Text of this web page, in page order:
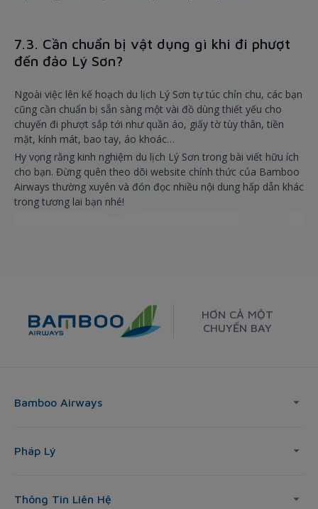
7.3. Cần chuẩn bị vật dụng gì khi đi phượt
đến đảo Lý Sơn?
Ngoài việc lên kế hoạch du lịch Lý Sơn tự túc chỉn chu, các bạn
cũng cần chuẩn bị sẵn sàng một vài đồ dùng thiết yếu cho
chuyến đi phượt sắp tới như quần áo, giấy tờ tùy thân, tiền
mặt, kính mát, bao tay, áo khoác…
Hy vọng rằng kinh nghiệm du lịch Lý Sơn trong bài viết hữu ích
cho bạn. Đừng quên theo dõi website chính thức của Bamboo
Airways thường xuyên và đón đọc nhiều nội dung hấp dẫn khác
trong tương lai bạn nhé!
HƠN CẢ MỘT
CHUYẾN BAY
Bamboo Airways
Pháp Lý
Thông Tin Liên Hệ